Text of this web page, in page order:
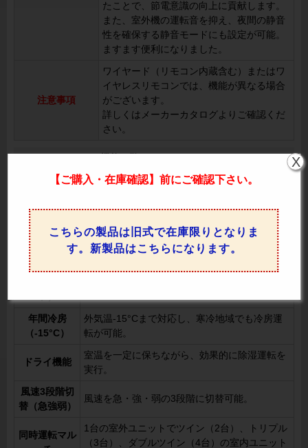
たことで、節電意識の向上に貢献します。
また、室外機の運転音を抑え、夜間の静音
性を確保する静音モードにも設定が可能。
ますます便利になりました。
注意事項
ワイヤード（リモコン内蔵含む）またはワ
イヤレスリモコンでは、機能が異なる場合
がございます。
詳しくはメーカーカタログよりご確認くだ
さい。
人の動きを検知し、運転負荷に応じた効率的な
行い、個別風向設定も可能です。
冷暖自動切換
室温に応じて冷房・暖房を自動で切り替え、快
適な温度を維持。
暖房優先（ホ
暖房運転時に冷風を防ぎ、快適な暖房運転を実
年間冷房
（-15°C）
外気温-15°Cまで対応し、寒冷地域でも冷房運
転が可能。
ドライ機能
室温を一定に保ちながら、効果的に除湿運転を
実行。
風速3段階切
替（急強弱）
風速を急・強・弱の3段階に切替可能。
同時運転マル
1台の室外ユニットでツイン（2台）、トリプル
（3台）、ダブルツイン（4台）の室内ユニット
【ご購入・在庫確認】前にご確認下さい。
こちらの製品は旧式で在庫限りとなりま
す。新製品はこちらになります。
X